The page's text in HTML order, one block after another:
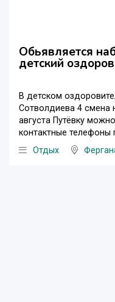
Обьявляется
детский
В детском
Сотволдиева 4 смена
августа Путёвку
контактные телефоны
Отдых